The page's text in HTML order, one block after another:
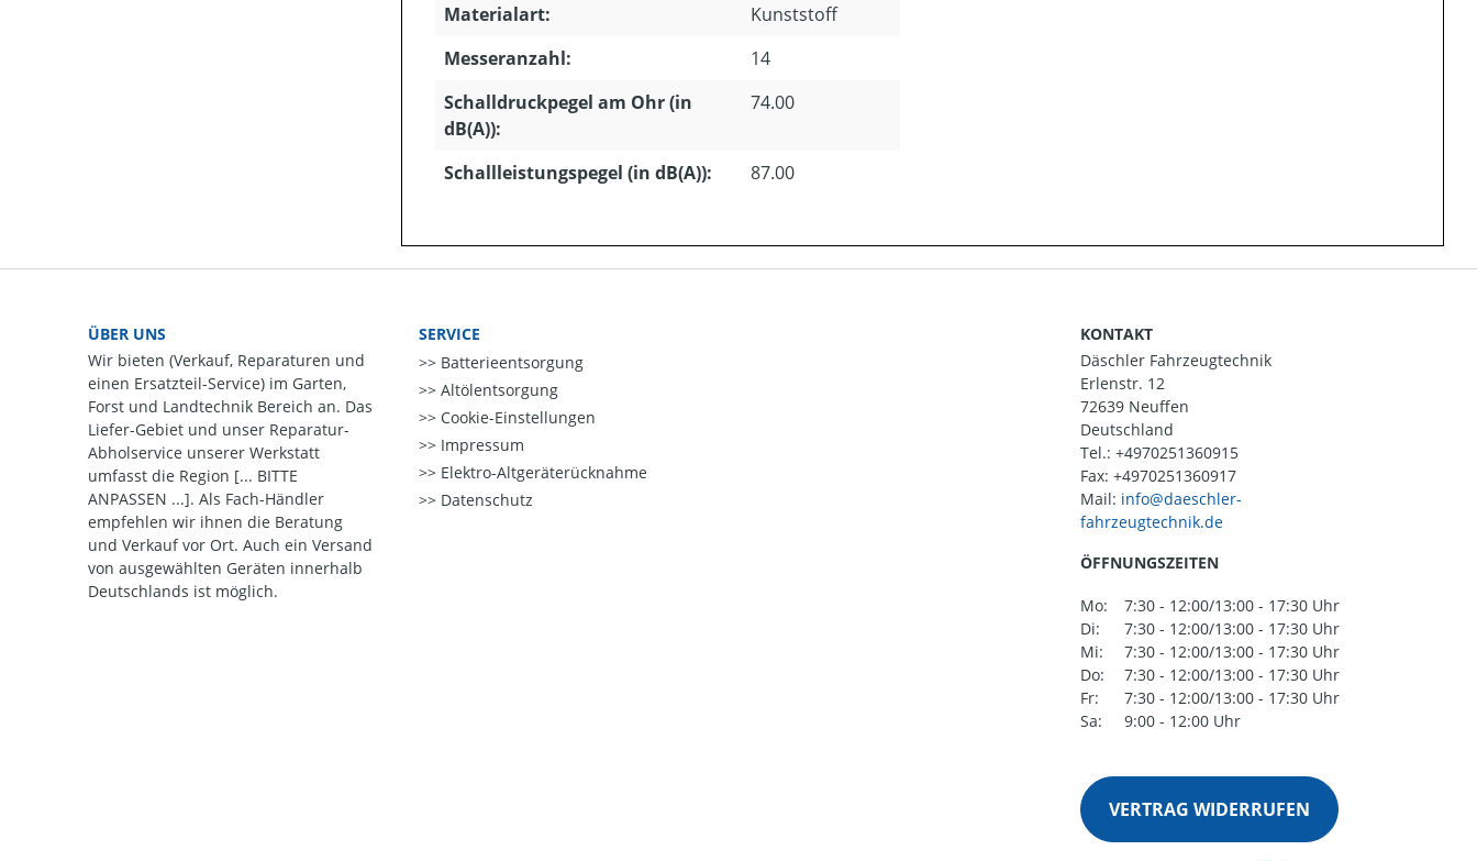
Materialart:
Kunststoff
Messeranzahl:
14
Schalldruckpegel am Ohr (in
dB(A)):
74.00
Schallleistungspegel (in dB(A)): 87.00
ÜBER UNS
Wir bieten (Verkauf, Reparaturen und
einen Ersatzteil-Service) im Garten,
Forst und Landtechnik Bereich an. Das
Liefer-Gebiet und unser Reparatur-
Abholservice unserer Werkstatt
umfasst die Region [... BITTE
ANPASSEN ...]. Als Fach-Händler
empfehlen wir ihnen die Beratung
und Verkauf vor Ort. Auch ein Versand
von ausgewählten Geräten innerhalb
Deutschlands ist möglich.
SERVICE
Batterieentsorgung
Altölentsorgung
Cookie-Einstellungen
Impressum
Elektro-Altgeräterücknahme
Datenschutz
KONTAKT
Däschler Fahrzeugtechnik
Erlenstr. 12
72639 Neuffen
Deutschland
Tel.: +4970251360915
Fax: +4970251360917
Mail:
ÖFFNUNGSZEITEN
Mo:
7:30 - 12:00/13:00 - 17:30 Uhr
Di:
7:30 - 12:00/13:00 - 17:30 Uhr
Mi:
7:30 - 12:00/13:00 - 17:30 Uhr
Do:
7:30 - 12:00/13:00 - 17:30 Uhr
Fr:
7:30 - 12:00/13:00 - 17:30 Uhr
Sa:
9:00 - 12:00 Uhr
VERTRAG WIDERRUFEN